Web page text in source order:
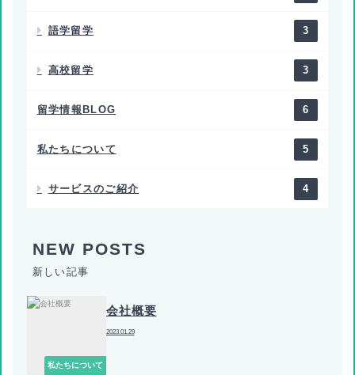
語学留学 3
高校留学 3
留学情報BLOG 6
私たちについて 5
サービスのご紹介 4
新しい記事
私たちについて
会社概要
2023.01.29